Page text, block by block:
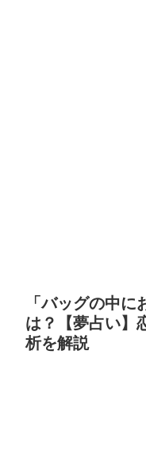
「バッグの中
は？【夢占い】
析を解説